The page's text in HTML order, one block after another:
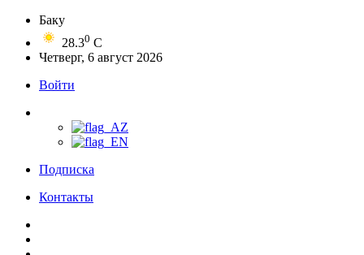
Баку
28.30 C
Четверг, 6 август 2026
Войти
Подписка
Контакты